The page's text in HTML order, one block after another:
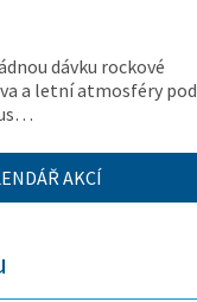
dávku rockové
a letní atmosféry pod
AKCÍ